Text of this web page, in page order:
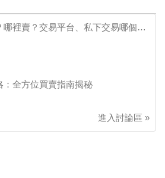
哪裡賣？交易平台、私下交易哪個…
全方位買賣指南揭秘
進入討論區 »